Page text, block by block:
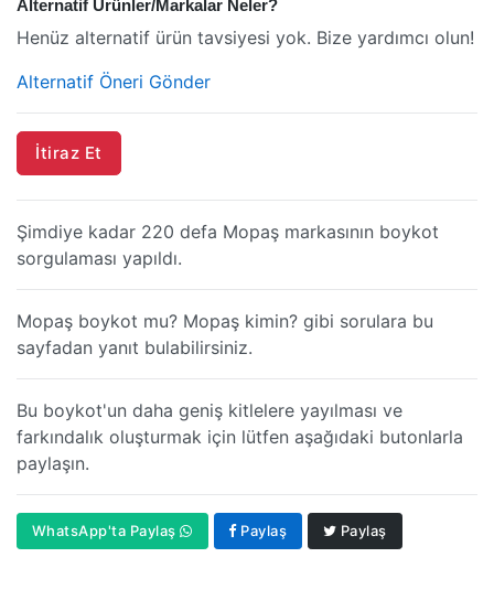
Alternatif Ürünler/Markalar Neler?
Henüz alternatif ürün tavsiyesi yok. Bize yardımcı olun!
Alternatif Öneri Gönder
İtiraz Et
Şimdiye kadar 220 defa Mopaş markasının boykot
sorgulaması yapıldı.
Mopaş boykot mu? Mopaş kimin? gibi sorulara bu
sayfadan yanıt bulabilirsiniz.
Bu boykot'un daha geniş kitlelere yayılması ve
farkındalık oluşturmak için lütfen aşağıdaki butonlarla
paylaşın.
WhatsApp'ta Paylaş Paylaş Paylaş